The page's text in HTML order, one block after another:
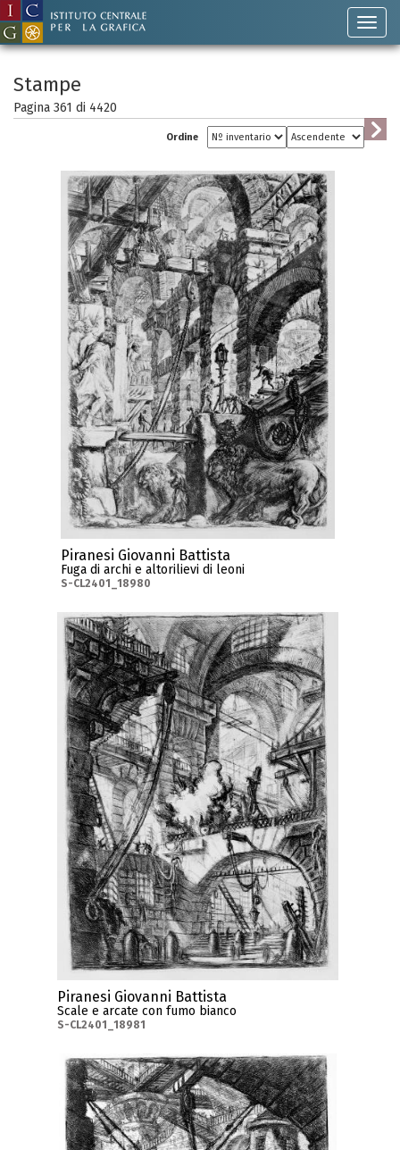
Stampe
Pagina 361 di 4420
Ordine
Piranesi Giovanni Battista
Fuga di archi e altorilievi di leoni
S-CL2401_18980
Piranesi Giovanni Battista
Scale e arcate con fumo bianco
S-CL2401_18981